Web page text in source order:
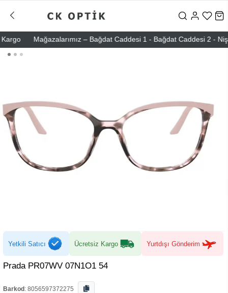
Mağazalarımız – Bağdat Caddesi 1 - Bağdat Caddesi 2 -
Yetkili Satıcı Ücretsiz Kargo Yurtdışı Gönderim
Prada PR07WV 07N1O1 54
Barkod : 8056597372275